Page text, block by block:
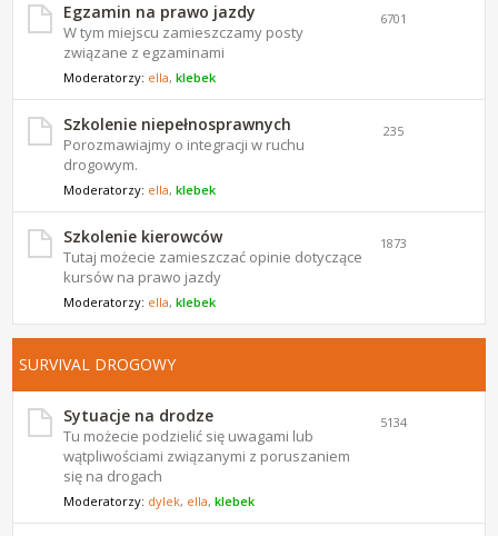
Egzamin na prawo jazdy
W tym miejscu zamieszczamy posty
związane z egzaminami
Moderatorzy: ella,klebek
6701
Szkolenie niepełnosprawnych
Porozmawiajmy o integracji w ruchu
drogowym.
Moderatorzy: ella,klebek
235
Szkolenie kierowców
Tutaj możecie zamieszczać opinie dotyczące
kursów na prawo jazdy
Moderatorzy: ella,klebek
1873
SURVIVAL DROGOWY
Sytuacje na drodze
Tu możecie podzielić się uwagami lub
wątpliwościami związanymi z poruszaniem
się na drogach
Moderatorzy: dylek, ella,klebek
5134